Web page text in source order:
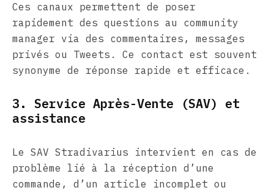
Ces canaux permettent de poser
rapidement des questions au community
manager via des commentaires, messages
privés ou Tweets. Ce contact est souvent
synonyme de réponse rapide et efficace.
3. Service Après-Vente (SAV) et
assistance
Le SAV Stradivarius intervient en cas de
problème lié à la réception d’une
commande, d’un article incomplet ou